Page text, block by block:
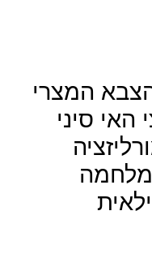
הצבא המצרי
האי סיני